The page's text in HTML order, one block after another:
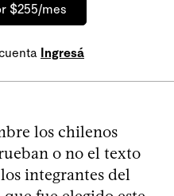
$255/mes
Ingresá
los chilenos
o no el texto
integrantes del